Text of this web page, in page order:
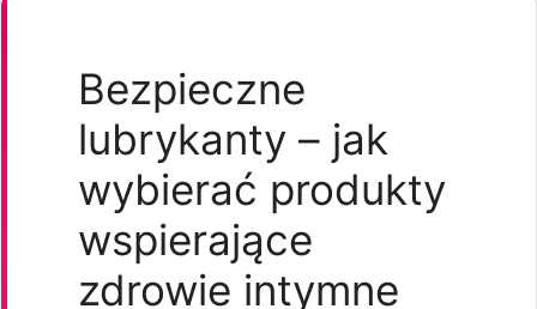
Bezpieczne
lubrykanty – jak
wybierać produkty
wspierające
zdrowie intymne